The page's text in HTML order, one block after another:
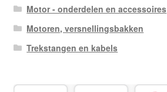
Motor - onderdelen en accessoires
Motoren, versnellingsbakken
Trekstangen en kabels